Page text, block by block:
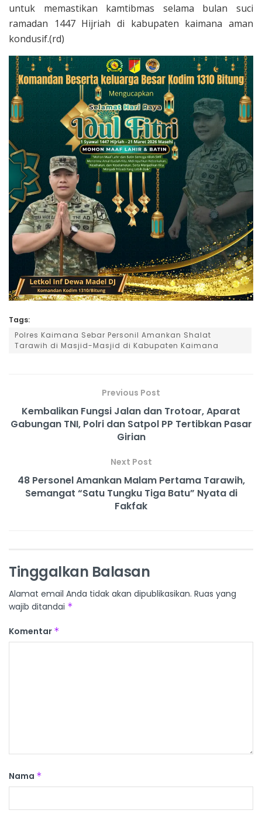
untuk memastikan kamtibmas selama bulan suci
ramadan 1447 Hijriah di kabupaten kaimana aman
kondusif.(rd)
Tags:
Polres Kaimana Sebar Personil Amankan Shalat
Tarawih di Masjid-Masjid di Kabupaten Kaimana
Previous Post
Kembalikan Fungsi Jalan dan Trotoar, Aparat
Gabungan TNI, Polri dan Satpol PP Tertibkan Pasar
Girian
Next Post
48 Personel Amankan Malam Pertama Tarawih,
Semangat “Satu Tungku Tiga Batu” Nyata di
Fakfak
Tinggalkan Balasan
Alamat email Anda tidak akan dipublikasikan. Ruas yang
wajib ditandai *
Komentar *
Nama *